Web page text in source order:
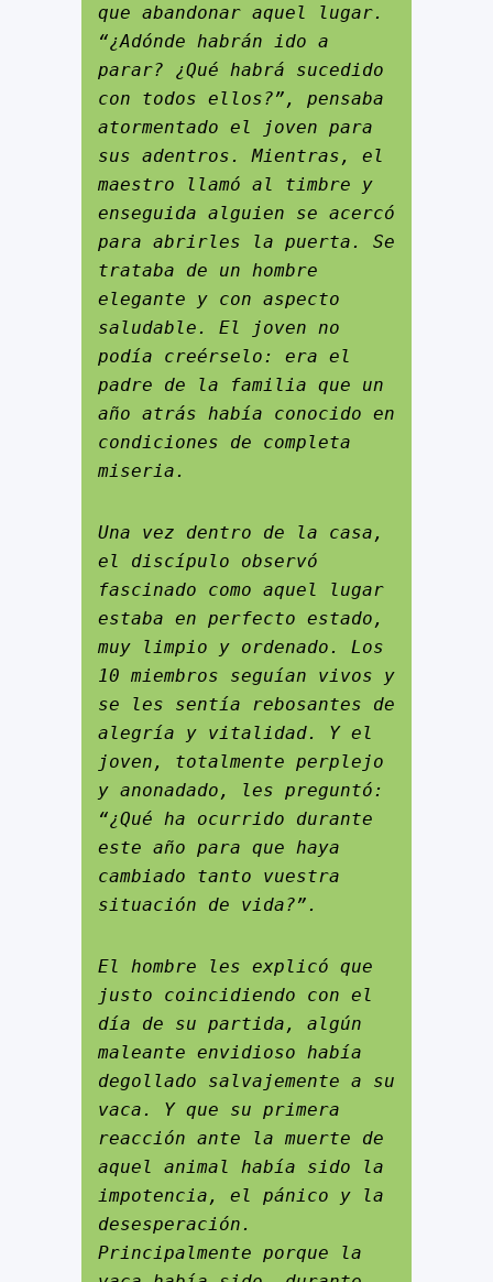
que abandonar aquel lugar.
“¿Adónde habrán ido a
parar? ¿Qué habrá sucedido
con todos ellos?”, pensaba
atormentado el joven para
sus adentros. Mientras, el
maestro llamó al timbre y
enseguida alguien se acercó
para abrirles la puerta. Se
trataba de un hombre
elegante y con aspecto
saludable. El joven no
podía creérselo: era el
padre de la familia que un
año atrás había conocido en
condiciones de completa
miseria.
Una vez dentro de la casa,
el discípulo observó
fascinado como aquel lugar
estaba en perfecto estado,
muy limpio y ordenado. Los
10 miembros seguían vivos y
se les sentía rebosantes de
alegría y vitalidad. Y el
joven, totalmente perplejo
y anonadado, les preguntó:
“¿Qué ha ocurrido durante
este año para que haya
cambiado tanto vuestra
situación de vida?”.
El hombre les explicó que
justo coincidiendo con el
día de su partida, algún
maleante envidioso había
degollado salvajemente a su
vaca. Y que su primera
reacción ante la muerte de
aquel animal había sido la
impotencia, el pánico y la
desesperación.
Principalmente porque la